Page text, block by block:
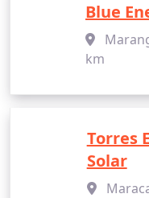
Blue
km
Torres
Solar